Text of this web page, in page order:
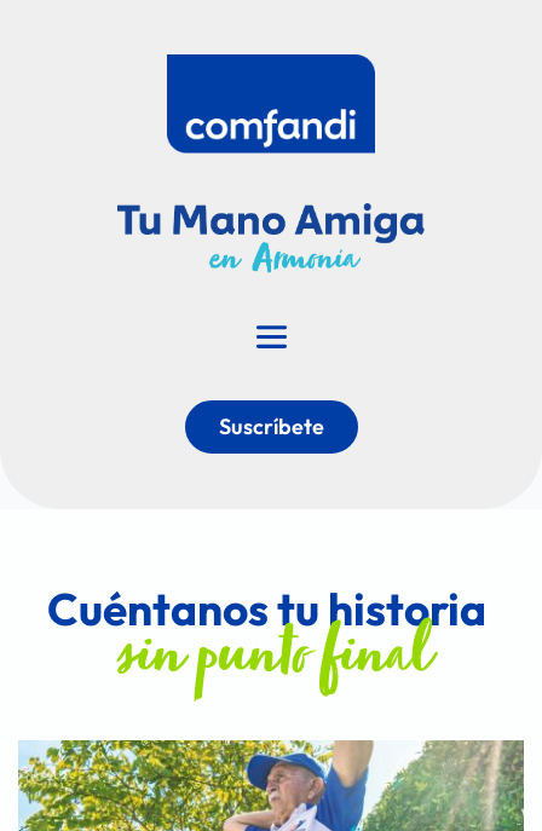
Suscríbete
Cuéntanos tu historia
sin punto final